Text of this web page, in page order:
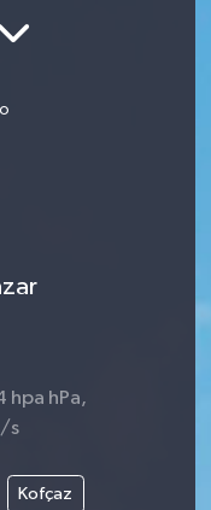
°
hpa hPa,
s
Kofçaz